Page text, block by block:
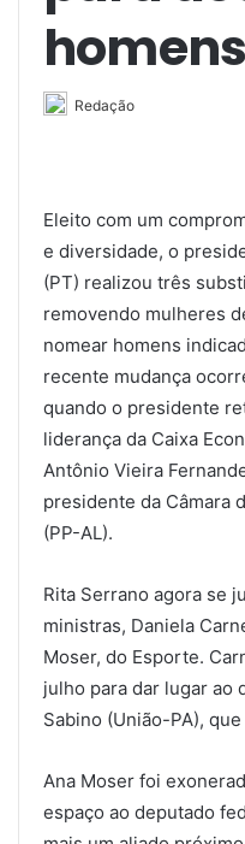
homens
Redação
Eleito com um
e diversidade, o
(PT) realizou três
removendo mulheres
nomear homens
recente mudança
quando o presidente
liderança da Caixa
Antônio Vieira
presidente da Câmara
(PP-AL).
Rita Serrano agora se
ministras, Daniela
Moser, do Esporte.
julho para dar lugar ao
Sabino (União-PA),
Ana Moser foi
espaço ao deputado